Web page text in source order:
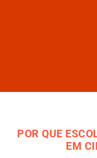
POR QUE
EM